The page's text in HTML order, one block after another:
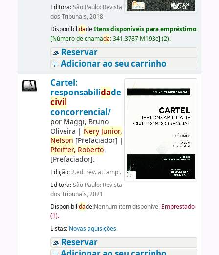
Editora:São Paulo: Revista
dos Tribunais, 2018
Disponibilidade:Itens disponíveis para empréstimo:
[Número de chamada:341.3787 M193c] (2).
Reservar
Adicionar ao seu carrinho
Cartel:
responsabilidade
civil
concorrencial/
por Maggi, Bruno
Oliveira | Nery Junior,
Nelson [Prefaciador] |
Pfeiffer, Roberto
[Prefaciador].
Edição:2.ed. rev. at. ampl.
Editora:São Paulo: Revista
dos Tribunais, 2021
Disponibilidade:Nenhum item disponível Emprestado
(1).
Listas: Novas aquisições.
Reservar